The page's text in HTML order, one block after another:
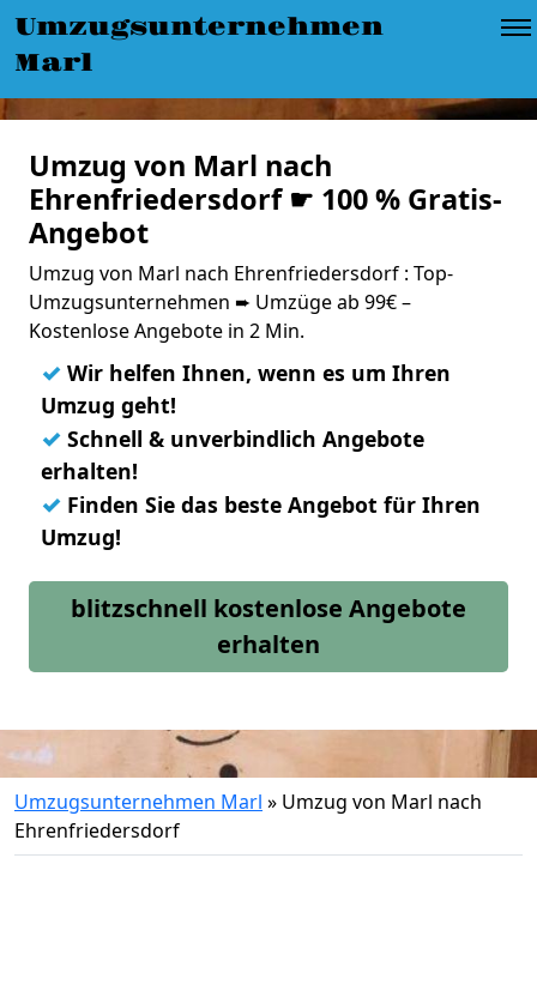
Umzugsunternehmen
Marl
Umzug von Marl nach
Ehrenfriedersdorf ☛ 100 % Gratis-
Angebot
Umzug von Marl nach Ehrenfriedersdorf : Top-
Umzugsunternehmen ➨ Umzüge ab 99€ –
Kostenlose Angebote in 2 Min.
✓ Wir helfen Ihnen, wenn es um Ihren
Umzug geht!
✓ Schnell & unverbindlich Angebote
erhalten!
✓ Finden Sie das beste Angebot für Ihren
Umzug!
blitzschnell kostenlose Angebote
erhalten
Umzugsunternehmen Marl » Umzug von Marl nach
Ehrenfriedersdorf